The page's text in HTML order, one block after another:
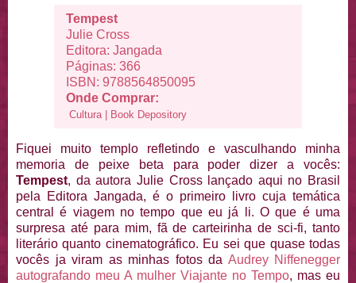
Tempest
Julie Cross
Editora: Jangada
Páginas: 366
ISBN: 9788564850095
Onde Comprar:
Cultura Book Depository
Fiquei muito templo refletindo e vasculhando minha
memoria de peixe beta para poder dizer a vocês:
Tempest, da autora Julie Cross lançado aqui no Brasil
pela Editora Jangada, é o primeiro livro cuja temática
central é viagem no tempo que eu já li. O que é uma
surpresa até para mim, fã de carteirinha de sci-fi, tanto
literário quanto cinematográfico. Eu sei que quase todas
vocês ja viram as minhas fotos da Audrey Niffenegger
autografando meu A mulher Viajante no Tempo, mas eu